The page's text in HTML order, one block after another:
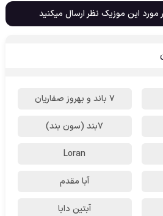
مورد این موزیک نظر ارسال میکنید
7 باند و بهروز صفاریان
۷بند (سون بند)
Loran
آبا مقدم
آبتین دابا